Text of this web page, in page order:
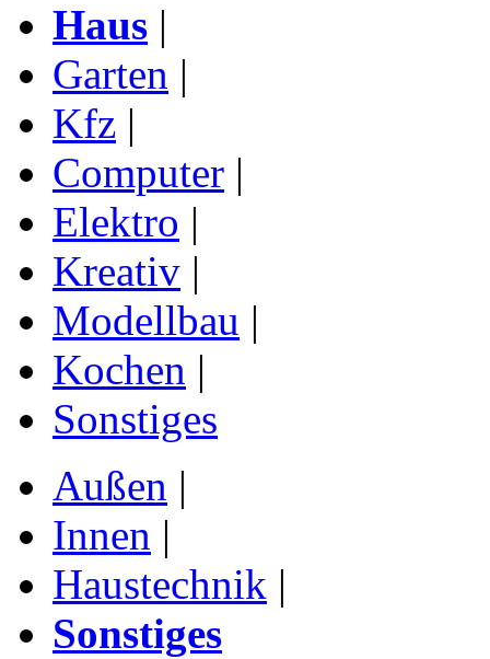
Haus |
Garten |
Kfz |
Computer |
Elektro |
Kreativ |
Modellbau |
Kochen |
Sonstiges
Außen |
Innen |
Haustechnik |
Sonstiges